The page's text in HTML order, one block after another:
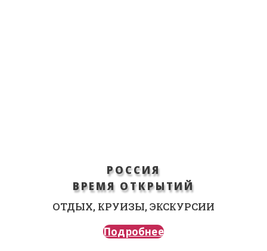
РОССИЯ
ВРЕМЯ ОТКРЫТИЙ
ОТДЫХ, КРУИЗЫ, ЭКСКУРСИИ
Подробнее